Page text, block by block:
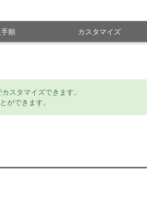
順 カスタマイズ
スタマイズできます。
ができます。